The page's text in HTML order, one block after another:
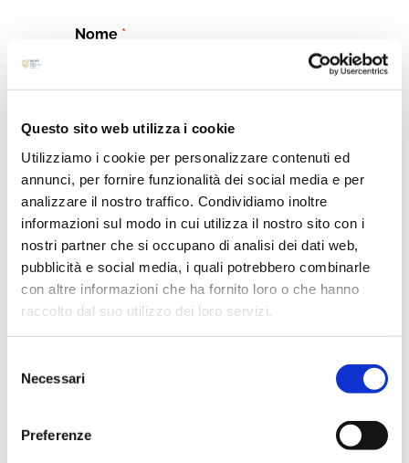
Questo sito web utilizza i cookie
Utilizziamo i cookie per personalizzare contenuti ed
annunci, per fornire funzionalità dei social media e per
analizzare il nostro traffico. Condividiamo inoltre
informazioni sul modo in cui utilizza il nostro sito con i
nostri partner che si occupano di analisi dei dati web,
pubblicità e social media, i quali potrebbero combinarle
con altre informazioni che ha fornito loro o che hanno
raccolto dal suo utilizzo dei loro servizi.
delNecessari
Preferenze
Nome *
Email
Telefono*